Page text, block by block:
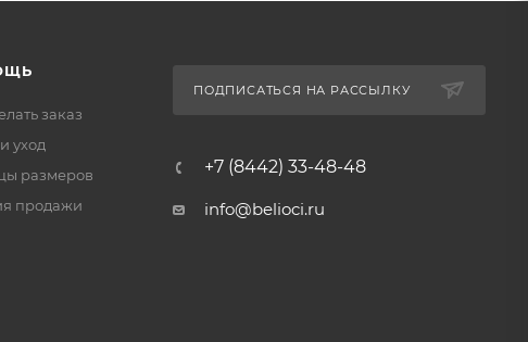
заказ
уход
размеров
продажи
ПОДПИСАТЬСЯ НА РАССЫЛКУ
+7 (8442) 33-48-48
info@belioci.ru